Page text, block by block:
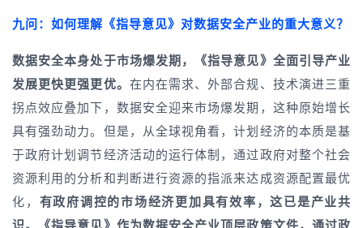
九问：如何理解《指导意见》对数据安全产业的重大意义？
数据安全本身处于市场爆发期，《指导意见》全面引导产业
发展更快更强更优。 在内在需求、外部合规、技术演进三重
拐点效应叠加下，数据安全迎来市场爆发期，这种原始增长
具有强劲动力。但是，从全球视角看，计划经济的本质是基
于政府计划调节经济活动的运行体制，通过政府对整个社会
资源利用的分析和判断进行资源的指派来达成资源配置最优
化， 有政府调控的市场经济更加具有效率，这已是产业共